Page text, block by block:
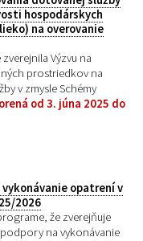
hospodárskych
na overovanie
Výzvu na
prostriedkov na
v zmysle Schémy
od 3. júna 2025 do
opatrení v
2026
že zverejňuje
na vykonávanie